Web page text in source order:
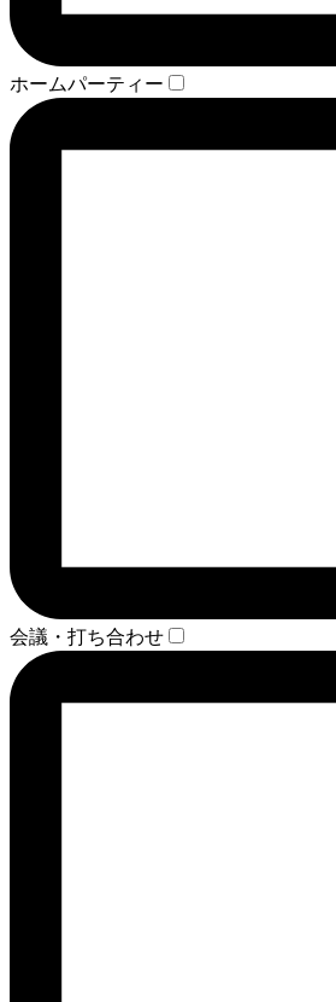
ホームパーティー
会議・打ち合わせ